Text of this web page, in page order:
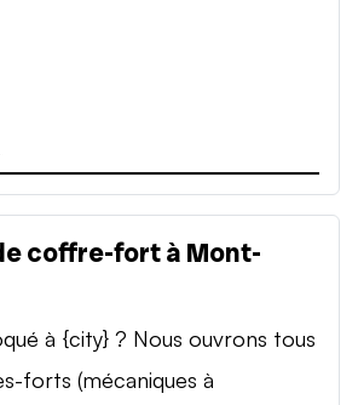
coffre-fort à Mont-
à {city} ? Nous ouvrons tous
forts (mécaniques à